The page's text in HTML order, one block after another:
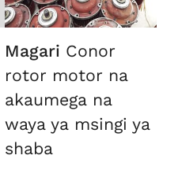
Magari Conor
rotor motor na
akaumega na
waya ya msingi ya
shaba